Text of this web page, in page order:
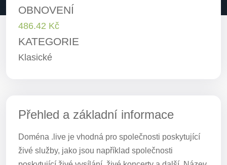
OBNOVENÍ
486.42 Kč
KATEGORIE
Klasické
Přehled a základní informace
Doména .live je vhodná pro společnosti poskytující
živé služby, jako jsou například společnosti